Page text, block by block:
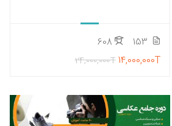
153
608
24,000,000T 14,000,000T